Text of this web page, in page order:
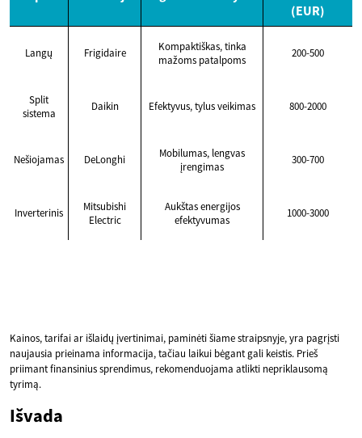
(EUR)
Langų Frigidaire
Kompaktiškas, tinka
mažoms patalpoms
200-500
Split
sistema
Daikin Efektyvus, tylus veikimas 800-2000
Nešiojamas DeLonghi
Mobilumas, lengvas
įrengimas
300-700
Inverterinis
Mitsubishi
Electric
Aukštas energijos
efektyvumas
1000-3000
Kainos, tarifai ar išlaidų įvertinimai, paminėti šiame straipsnyje, yra pagrįsti
naujausia prieinama informacija, tačiau laikui bėgant gali keistis. Prieš
priimant finansinius sprendimus, rekomenduojama atlikti nepriklausomą
tyrimą.
Išvada